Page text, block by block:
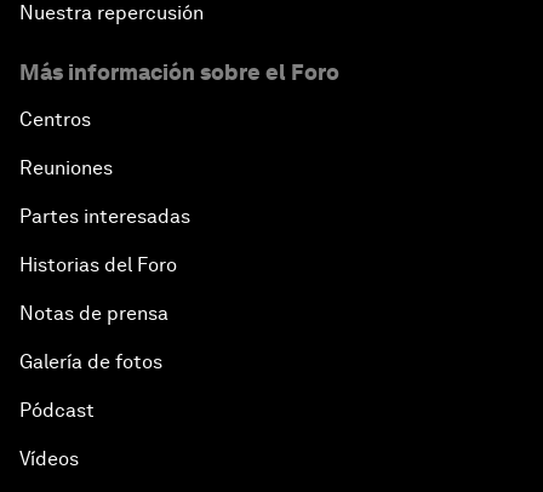
Nuestra repercusión
Más información sobre el Foro
Centros
Reuniones
Partes interesadas
Historias del Foro
Notas de prensa
Galería de fotos
Pódcast
Vídeos